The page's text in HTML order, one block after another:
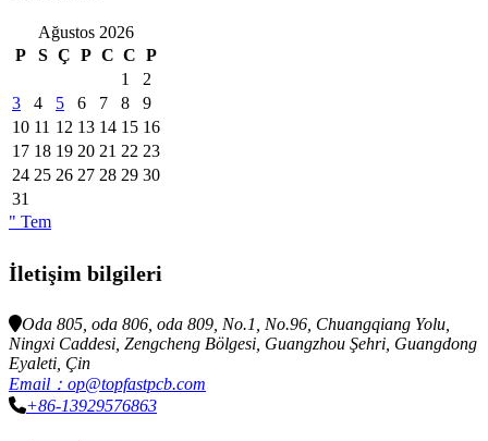
Ağustos 2026
P
S Ç P C C P
1
2
3
4 5 6 7 8
9
10 11 12 13 14 15 16
17 18 19 20 21 22 23
24 25 26 27 28 29 30
31
" Tem
İletişim bilgileri
Oda 805, oda 806, oda 809, No.1, No.96, Chuangqiang Yolu,
Ningxi Caddesi, Zengcheng Bölgesi, Guangzhou Şehri, Guangdong
Eyaleti, Çin
Email：op@topfastpcb.com
+86-13929576863